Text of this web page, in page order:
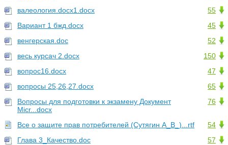
55
валеология.docx1.docx
45
Вариант 1 бжд.docx
52
венгерская.doc
150
весь курсач 2.docx
47
вопрос16.docx
65
вопросы 25,26,27.docx
76
Вопросы для подготовки к экзамену Документ
Micr...docx
54
Все о защите прав потребителей (Сутягин А_В_)...rtf
57
Глава 3_Качество.doc